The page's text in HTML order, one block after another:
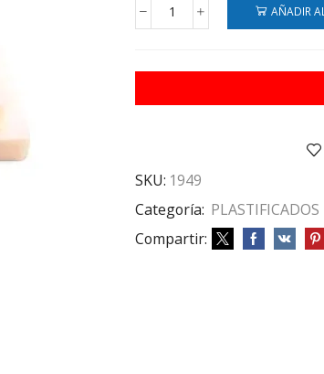
PLASTIFICADO
303X426
X50
AÑADIR
SKU: 1949
Categoría: PLASTIFICADOS
Compartir: